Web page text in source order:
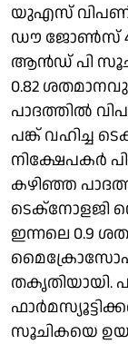
യുഎസ് വിപണി
ഡൗ ജോൺസ്
ആൻഡ് പി
0.82
പാദത്തിൽ
പങ്ക് വഹിച്ച
നിക്ഷേപകർ
കഴിഞ്ഞ
ടെക്നോളജി
ഇന്നലെ 0.9
തകൃതിയായി.
സൂചികയെ